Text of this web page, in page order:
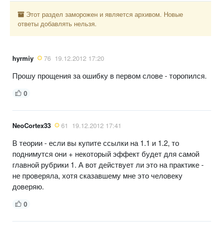
Этот раздел заморожен и является архивом. Новые
ответы добавлять нельзя.
hyrmiy 76 19.12.2012 17:20
Прошу прощения за ошибку в первом слове - торопился.
0
NeoCortex33 61 19.12.2012 17:41
В теории - если вы купите ссылки на 1.1 и 1.2, то
поднимутся они + некоторый эффект будет для самой
главной рубрики 1. А вот действует ли это на практике -
не проверяла, хотя сказавшему мне это человеку
доверяю.
0